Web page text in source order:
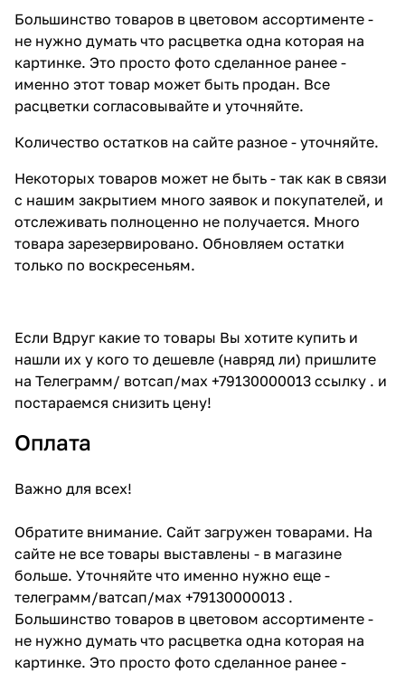
Большинство товаров в цветовом ассортименте -
не нужно думать что расцветка одна которая на
картинке. Это просто фото сделанное ранее -
именно этот товар может быть продан. Все
расцветки согласовывайте и уточняйте.
Количество остатков на сайте разное - уточняйте.
Некоторых товаров может не быть - так как в связи
с нашим закрытием много заявок и покупателей, и
отслеживать полноценно не получается. Много
товара зарезервировано. Обновляем остатки
только по воскресеньям.
Если Вдруг какие то товары Вы хотите купить и
нашли их у кого то дешевле (навряд ли) пришлите
на Телеграмм/ вотсап/мах +79130000013 ссылку . и
постараемся снизить цену!
Оплата
Важно для всех!
Обратите внимание. Сайт загружен товарами. На
сайте не все товары выставлены - в магазине
больше. Уточняйте что именно нужно еще -
телеграмм/ватсап/мах +79130000013 .
Большинство товаров в цветовом ассортименте -
не нужно думать что расцветка одна которая на
картинке. Это просто фото сделанное ранее -